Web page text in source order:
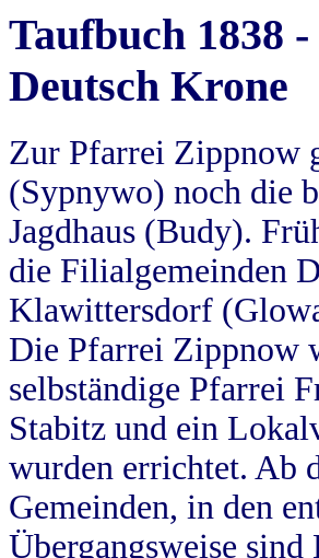
Taufbuch 1838
Deutsch Krone
Zur Pfarrei Zippnow
(Sypnywo) noch die
Jagdhaus (Budy).
die Filialgemeinden
Klawittersdorf
Die Pfarrei Zippnow
selbständige Pfarrei
Stabitz und ein
wurden errichtet. Ab
Gemeinden, in den
Übergangsweise